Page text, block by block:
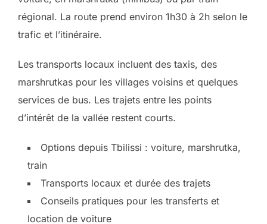
régional. La route prend environ 1h30 à 2h selon le
trafic et l’itinéraire.
Les transports locaux incluent des taxis, des
marshrutkas pour les villages voisins et quelques
services de bus. Les trajets entre les points
d’intérêt de la vallée restent courts.
Options depuis Tbilissi : voiture, marshrutka,
train
Transports locaux et durée des trajets
Conseils pratiques pour les transferts et
location de voiture